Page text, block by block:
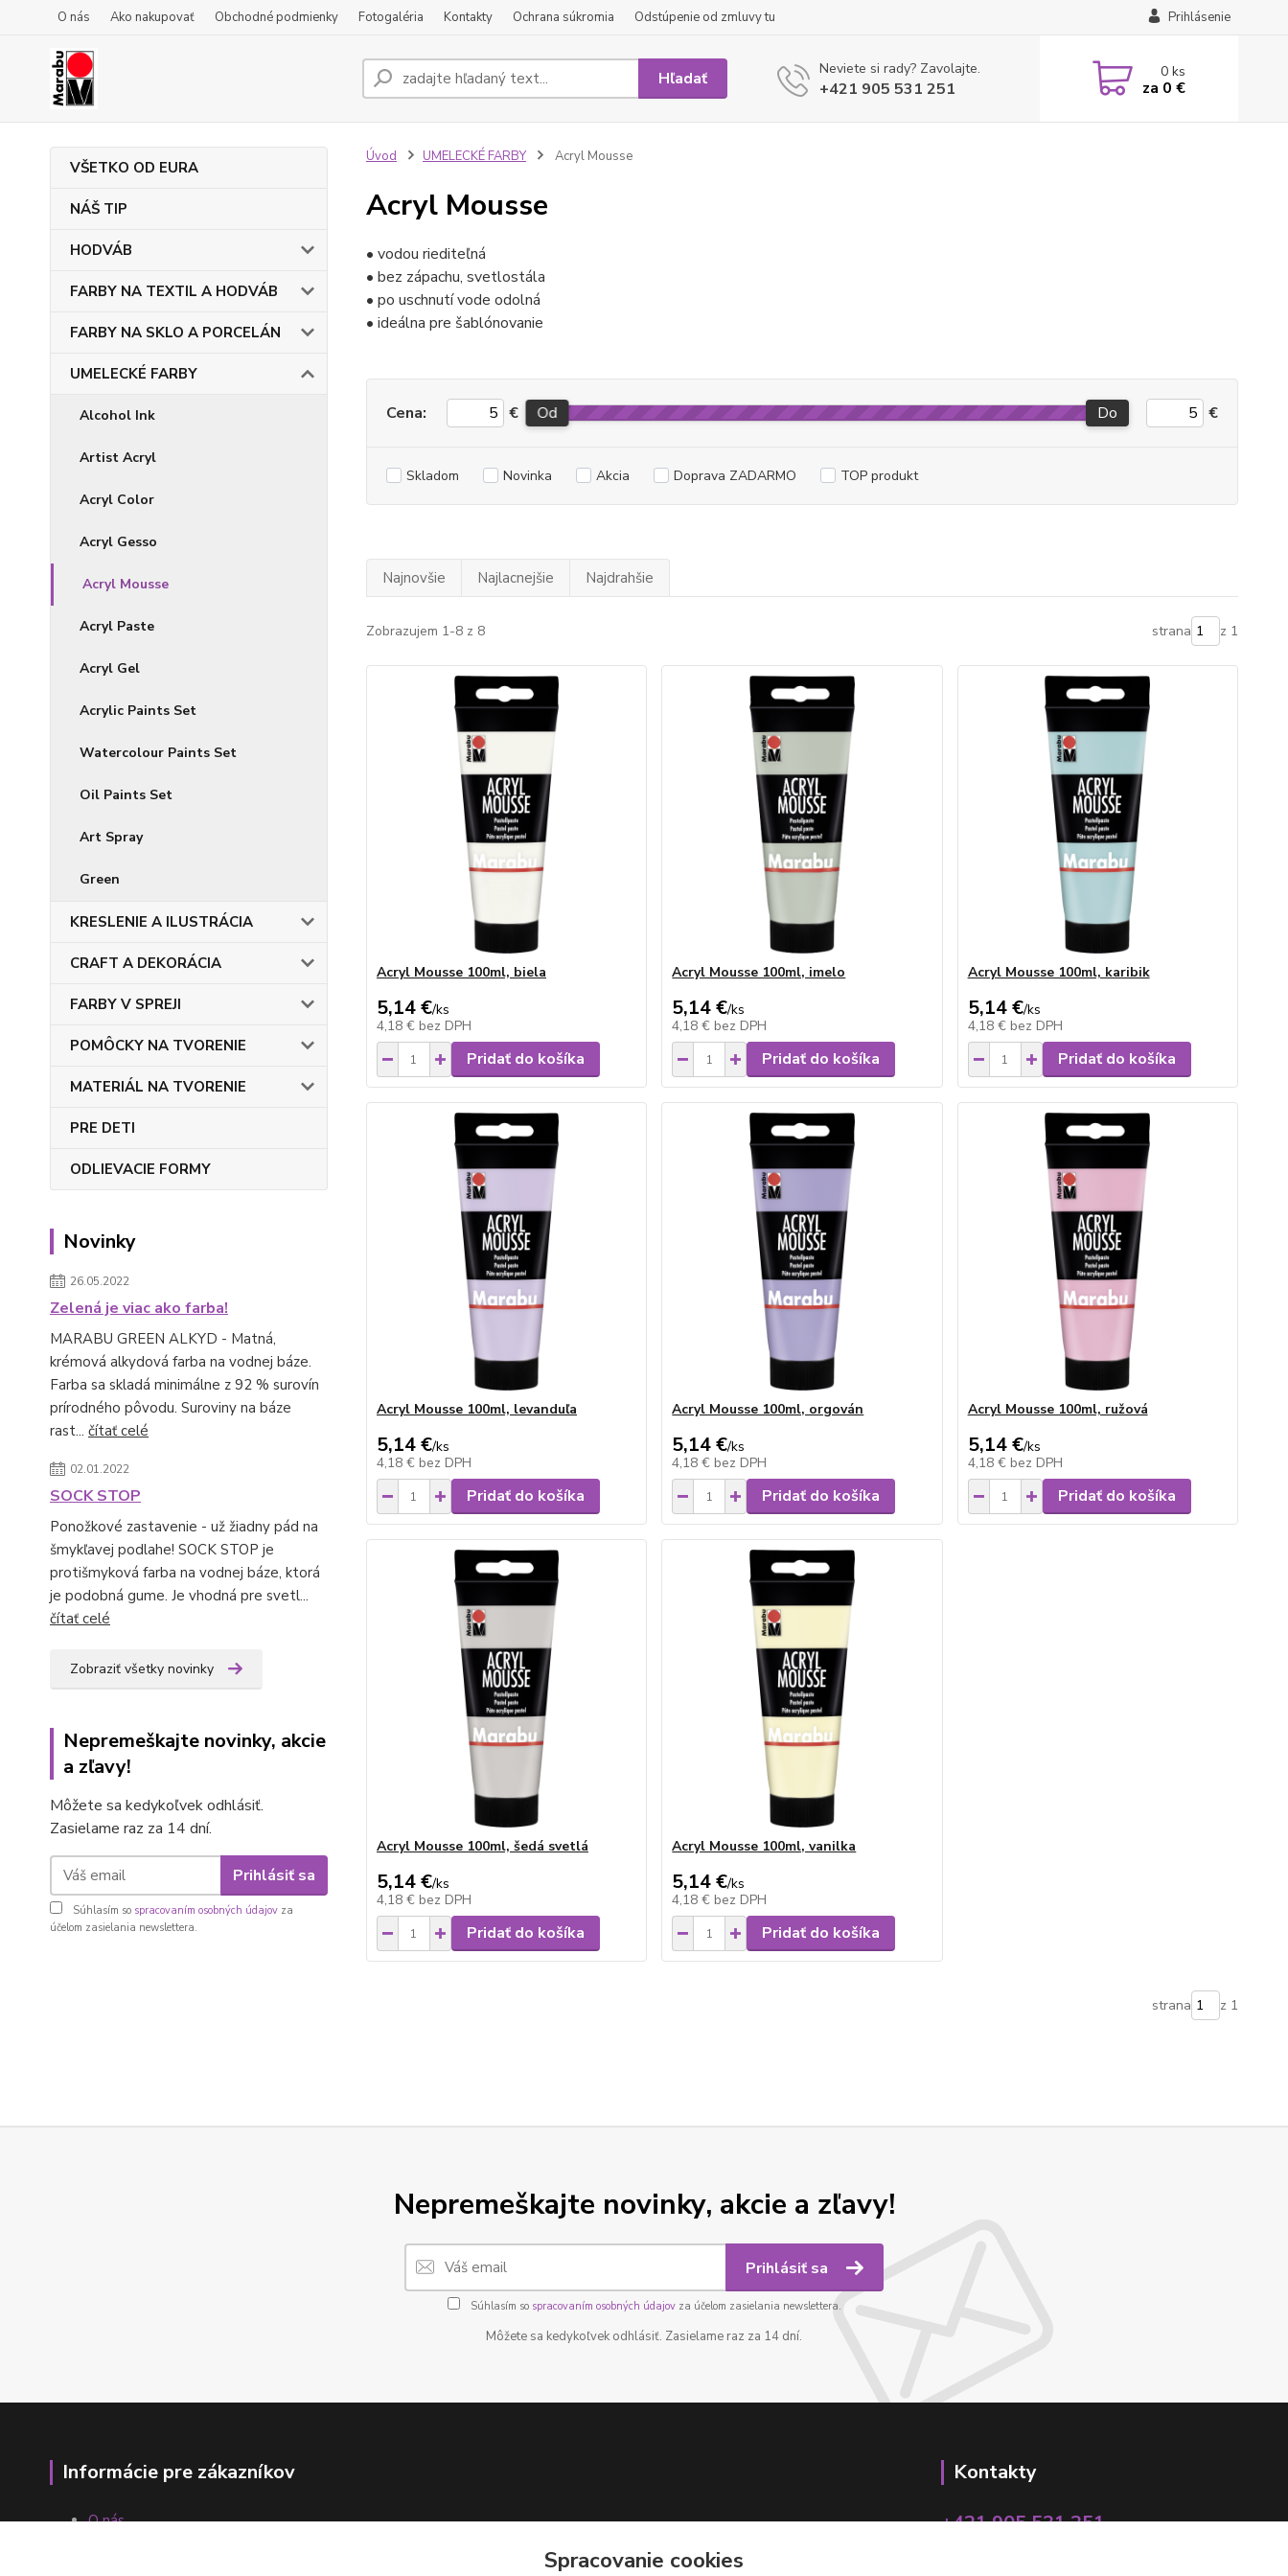
O nás Ako nakupovať Obchodné podmienky Fotogaléria Kontakty Ochrana súkromia Odstúpenie od zmluvy tu Prihlásenie
Hľadať Neviete si rady? Zavolajte.
+421 905 531 251
0ks
za 0 €
VŠETKO OD EURA
NÁŠ TIP
HODVÁB
FARBY NA TEXTIL A HODVÁB
FARBY NA SKLO A PORCELÁN
UMELECKÉ FARBY
Alcohol Ink
Artist Acryl
Acryl Color
Acryl Gesso
Acryl Mousse
Acryl Paste
Acryl Gel
Acrylic Paints Set
Watercolour Paints Set
Oil Paints Set
Art Spray
Green
KRESLENIE A ILUSTRÁCIA
CRAFT A DEKORÁCIA
FARBY V SPREJI
POMÔCKY NA TVORENIE
MATERIÁL NA TVORENIE
PRE DETI
ODLIEVACIE FORMY
Novinky
26.05.2022
Zelená je viac ako farba!
MARABU GREEN ALKYD - Matná,
krémová alkydová farba na vodnej báze.
Farba sa skladá minimálne z 92 % surovín
prírodného pôvodu. Suroviny na báze
rast... čítať celé
02.01.2022
SOCK STOP
Ponožkové zastavenie - už žiadny pád na
šmykľavej podlahe! SOCK STOP je
protišmyková farba na vodnej báze, ktorá
je podobná gume. Je vhodná pre svetl...
čítať celé
Zobraziť všetky novinky
Nepremeškajte novinky, akcie
a zľavy!
Môžete sa kedykoľvek odhlásiť.
Zasielame raz za 14 dní.
Prihlásiť sa
Súhlasím so spracovaním osobných údajov za
účelom zasielania newslettera.
Úvod UMELECKÉ FARBY Acryl Mousse
Acryl Mousse
• vodou riediteľná
• bez zápachu, svetlostála
• po uschnutí vode odolná
• ideálna pre šablónovanie
Cena: € Od Do €
Skladom Novinka Akcia Doprava ZADARMO TOP produkt
Najnovšie Najlacnejšie Najdrahšie
Zobrazujem 1-8 z 8 strana z 1
Acryl Mousse 100ml, biela
5,14 €/ks
4,18 € bez DPH
Pridať do košíka
Acryl Mousse 100ml, imelo
5,14 €/ks
4,18 € bez DPH
Pridať do košíka
Acryl Mousse 100ml, karibik
5,14 €/ks
4,18 € bez DPH
Pridať do košíka
Acryl Mousse 100ml, levanduľa
5,14 €/ks
4,18 € bez DPH
Pridať do košíka
Acryl Mousse 100ml, orgován
5,14 €/ks
4,18 € bez DPH
Pridať do košíka
Acryl Mousse 100ml, ružová
5,14 €/ks
4,18 € bez DPH
Pridať do košíka
Acryl Mousse 100ml, šedá svetlá
5,14 €/ks
4,18 € bez DPH
Pridať do košíka
Acryl Mousse 100ml, vanilka
5,14 €/ks
4,18 € bez DPH
Pridať do košíka
strana z 1
Nepremeškajte novinky, akcie a zľavy!
Prihlásiť sa
Súhlasím so spracovaním osobných údajovza účelom zasielania newslettera.
Môžete sa kedykoľvek odhlásiť. Zasielame raz za 14 dní.
Informácie pre zákazníkov
O nás
Kontakty
+421 905 531 251
Spracovanie cookies